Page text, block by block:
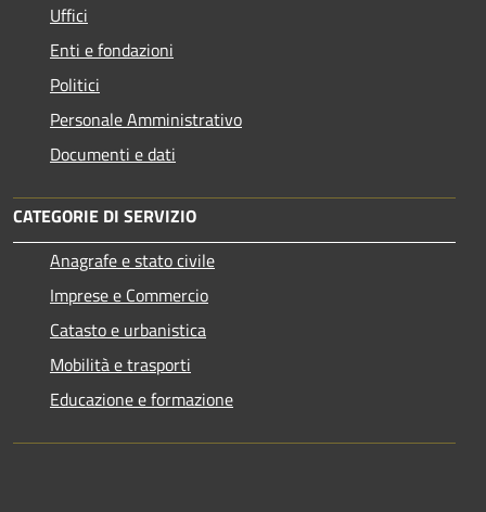
Uffici
Enti e fondazioni
Politici
Personale Amministrativo
Documenti e dati
CATEGORIE DI SERVIZIO
Anagrafe e stato civile
Imprese e Commercio
Catasto e urbanistica
Mobilità e trasporti
Educazione e formazione